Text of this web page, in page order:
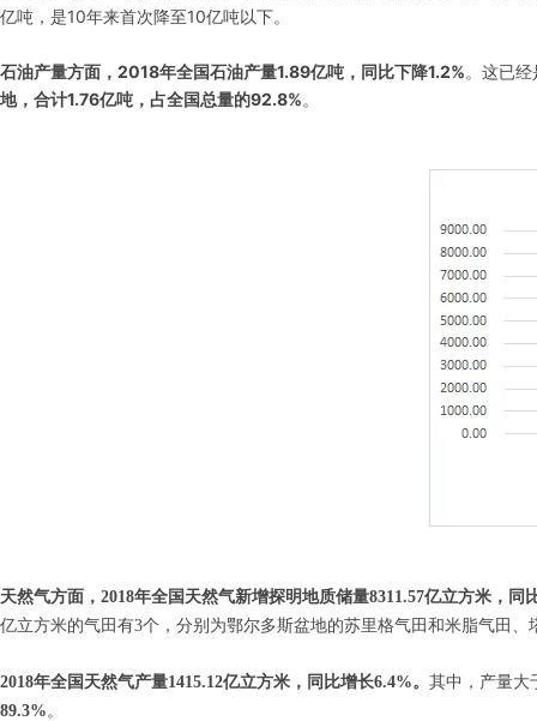
亿吨，是10年来首次降至10亿吨以下。
石油产量方面，2018年全国石油产量1.89亿吨，同比下降1.2%。这已
地，合计1.76亿吨，占全国总量的92.8%。
天然气方面，2018年全国天然气新增探明地质储量8311.57亿立方米，同
亿立方米的气田有3个，分别为鄂尔多斯盆地的苏里格气田和米脂气田、
2018年全国天然气产量1415.12亿立方米，同比增长6.4%。 其中，产量大
89.3%。